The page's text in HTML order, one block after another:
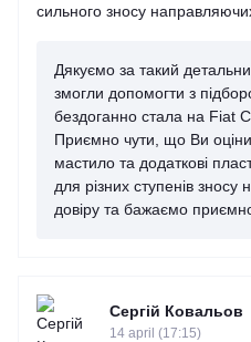
сильного зносу
Дякуємо за такий
змогли допомогти з
бездоганно стала на Fiat
Приємно чути, що Ви
мастило та додаткові
для різних ступенів
довіру та бажаємо
Сергій Ковальов
14 april (17:15)